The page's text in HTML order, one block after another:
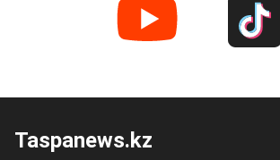
Taspanews.kz